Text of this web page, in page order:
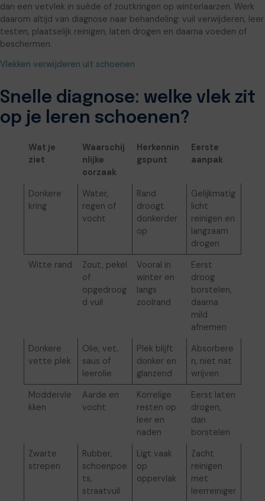
dan een vetvlek in suède of zoutkringen op winterlaarzen. Werk
daarom altijd van diagnose naar behandeling: vuil verwijderen, leer
testen, plaatselijk reinigen, laten drogen en daarna voeden of
beschermen.
Vlekken verwijderen uit schoenen
Snelle diagnose: welke vlek zit
op je leren schoenen?
Wat je
ziet
Waarschij
nlijke
oorzaak
Herkennin
gspunt
Eerste
aanpak
Donkere
kring
Water,
regen of
vocht
Rand
droogt
donkerder
op
Gelijkmatig
licht
reinigen en
langzaam
drogen
Witte rand
Zout, pekel
of
opgedroog
d vuil
Vooral in
winter en
langs
zoolrand
Eerst
droog
borstelen,
daarna
mild
afnemen
Donkere
vette plek
Olie, vet,
saus of
leerolie
Plek blijft
donker en
glanzend
Absorbere
n, niet nat
wrijven
Moddervle
kken
Aarde en
vocht
Korrelige
resten op
leer en
naden
Eerst laten
drogen,
dan
borstelen
Zwarte
strepen
Rubber,
schoenpoe
ts,
straatvuil
Ligt vaak
op
oppervlak
Zacht
reinigen
met
leerreiniger